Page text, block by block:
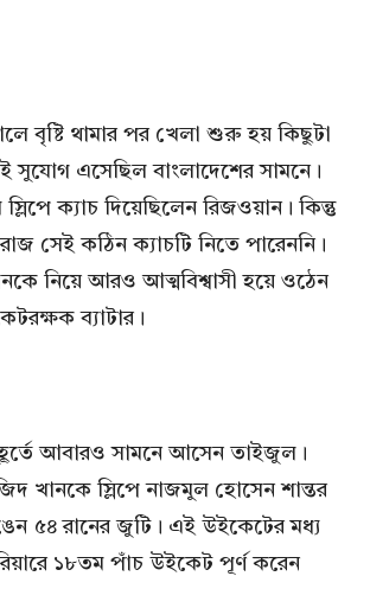
বৃষ্টি থামার পর খেলা শুরু হয় কিছুটা
সুযোগ এসেছিল বাংলাদেশের সামনে।
স্লিপে ক্যাচ দিয়েছিলেন রিজওয়ান। কিন্তু
সেই কঠিন ক্যাচটি নিতে পারেননি।
নিয়ে আরও আত্মবিশ্বাসী হয়ে ওঠেন
ব্যাটার।
আবারও সামনে আসেন তাইজুল।
খানকে স্লিপে নাজমুল হোসেন শান্তর
৫৪ রানের জুটি। এই উইকেটের মধ্য
১৮তম পাঁচ উইকেট পূর্ণ করেন